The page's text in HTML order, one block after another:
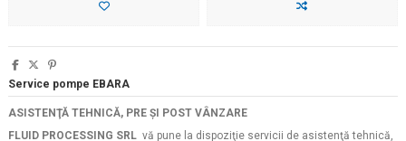
Service pompe EBARA
ASISTENŢĂ TEHNICĂ, PRE ŞI POST VÂNZARE
FLUID PROCESSING SRL vă pune la dispoziţie servicii de asistenţă tehnică,